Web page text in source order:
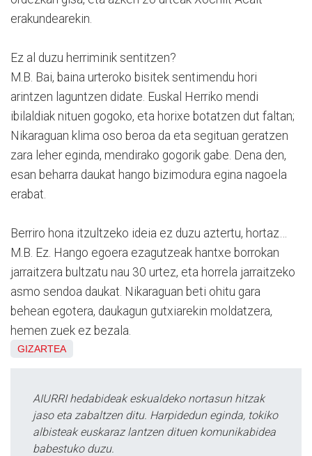
erakundearekin.
Ez al duzu herriminik sentitzen?
M.B. Bai, baina urteroko bisitek sentimendu hori
arintzen laguntzen didate. Euskal Herriko mendi
ibilaldiak nituen gogoko, eta horixe botatzen dut faltan;
Nikaraguan klima oso beroa da eta segituan geratzen
zara leher eginda, mendirako gogorik gabe. Dena den,
esan beharra daukat hango bizimodura egina nagoela
erabat.
Berriro hona itzultzeko ideia ez duzu aztertu, hortaz…
M.B. Ez. Hango egoera ezagutzeak hantxe borrokan
jarraitzera bultzatu nau 30 urtez, eta horrela jarraitzeko
asmo sendoa daukat. Nikaraguan beti ohitu gara
behean egotera, daukagun gutxiarekin moldatzera,
hemen zuek ez bezala.
GIZARTEA
AIURRI hedabideak eskualdeko nortasun hitzak
jaso eta zabaltzen ditu. Harpidedun eginda, tokiko
albisteak euskaraz lantzen dituen komunikabidea
babestuko duzu.